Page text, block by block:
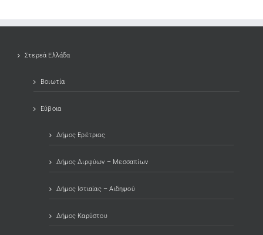
Στερεά Ελλάδα
Βοιωτία
Εύβοια
Δήμος Ερέτριας
Δήμος Διρφύων – Μεσσαπίων
Δήμος Ιστιαίας – Αιδηψού
Δήμος Καρύστου